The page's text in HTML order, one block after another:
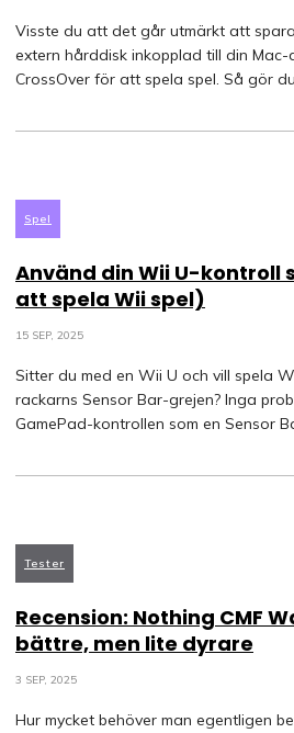
Visste du att det går utmärkt att
extern hårddisk inkopplad till din
CrossOver för att spela spel. Så gör
Spel
Använd din Wii U-kontroll
att spela Wii spel)
15 SEP, 2025
Sitter du med en Wii U och vill spela
rackarns Sensor Bar-grejen? Inga
GamePad-kontrollen som en Sensor
Tester
Recension: Nothing CMF
bättre, men lite dyrare
3 SEP, 2025
Hur mycket behöver man egentligen